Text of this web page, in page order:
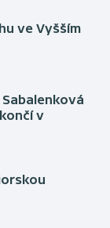
ve Vyšším
v